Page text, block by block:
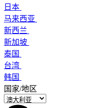
日本
马来西亚
新西兰
新加坡
泰国
台湾
韩国
国家/地区